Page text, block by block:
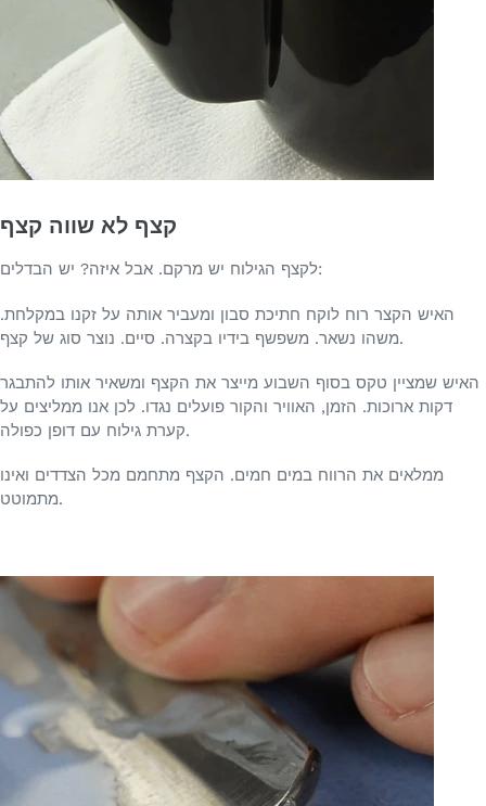
קצף לא שווה קצף
לקצף הגילוח יש מרקם. אבל איזה? יש הבדלים:
האיש הקצר רוח לוקח חתיכת סבון ומעביר אותה על זקנו במקלחת.
משהו נשאר. משפשף בידיו בקצרה. סיים. נוצר סוג של קצף.
האיש שמציין טקס בסוף השבוע מייצר את הקצף ומשאיר אותו להתבגר
דקות ארוכות. הזמן, האוויר והקור פועלים נגדו. לכן אנו ממליצים על
קערת גילוח עם דופן כפולה.
ממלאים את הרווח במים חמים. הקצף מתחמם מכל הצדדים ואינו
מתמוטט.